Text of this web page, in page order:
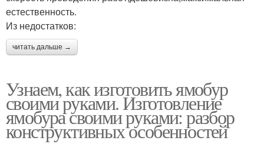
естественность.
Из недостатков:
читать дальше →
Узнаем, как изготовить ямобур
своими руками. Изготовление
ямобура своими руками: разбор
конструктивных особенностей